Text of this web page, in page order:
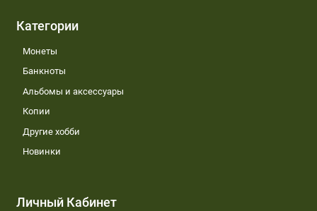
Категории
Монеты
Банкноты
Альбомы и аксессуары
Копии
Другие хобби
Новинки
Личный Кабинет